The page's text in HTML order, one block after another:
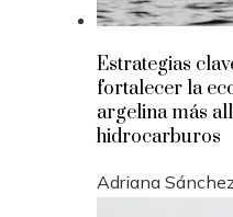
Estrategias
fortalecer la
argelina más
hidrocarburos
Adriana